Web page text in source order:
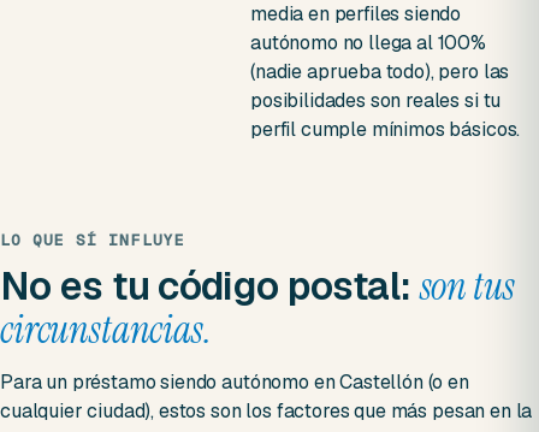
media en perfiles siendo
autónomo no llega al 100%
(nadie aprueba todo), pero las
posibilidades son reales si tu
perfil cumple mínimos básicos.
LO QUE SÍ INFLUYE
No es tu código postal:son tus
circunstancias.
Para un préstamo siendo autónomo en Castellón (o en
cualquier ciudad), estos son los factores que más pesan en la